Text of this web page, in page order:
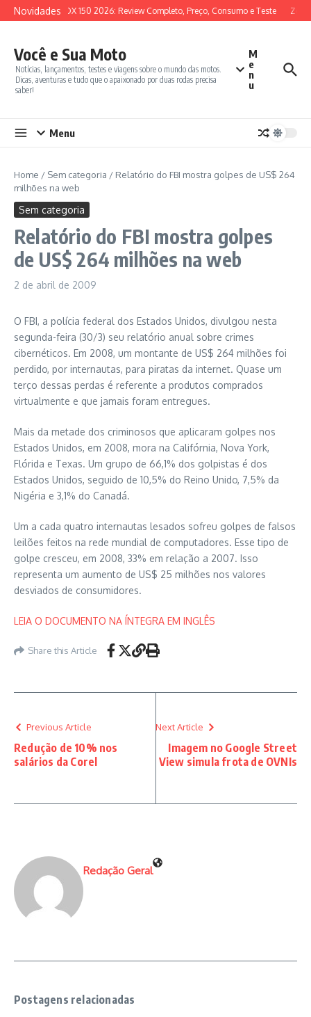
Ir para o conteúdo
NovidadesSYM ADX 150 2026: Review Completo, Preço, Consumo e Teste
Você e Sua Moto
Notícias, lançamentos, testes e viagens sobre o mundo das motos.
Dicas, aventuras e tudo que o apaixonado por duas rodas precisa
saber!
M
e
n
u
Menu
Home / Sem categoria / Relatório do FBI mostra golpes de US$ 264
milhões na web
Sem categoria
Relatório do FBI mostra golpes
de US$ 264 milhões na web
2 de abril de 2009
O FBI, a polícia federal dos Estados Unidos, divulgou nesta
segunda-feira (30/3) seu relatório anual sobre crimes
cibernéticos. Em 2008, um montante de US$ 264 milhões foi
perdido, por internautas, para piratas da internet. Quase um
terço dessas perdas é referente a produtos comprados
virtualmente e que jamais foram entregues.
Mais da metade dos criminosos que aplicaram golpes nos
Estados Unidos, em 2008, mora na Califórnia, Nova York,
Flórida e Texas. Um grupo de 66,1% dos golpistas é dos
Estados Unidos, seguido de 10,5% do Reino Unido, 7,5% da
Nigéria e 3,1% do Canadá.
Um a cada quatro internautas lesados sofreu golpes de falsos
leilões feitos na rede mundial de computadores. Esse tipo de
golpe cresceu, em 2008, 33% em relação a 2007. Isso
representa um aumento de US$ 25 milhões nos valores
desviados de consumidores.
LEIA O DOCUMENTO NA ÍNTEGRA EM INGLÊS
Share this Article
Previous Article
Redução de 10% nos
salários da Corel
Next Article
Imagem no Google Street
View simula frota de OVNIs
Redação Geral
Postagens relacionadas